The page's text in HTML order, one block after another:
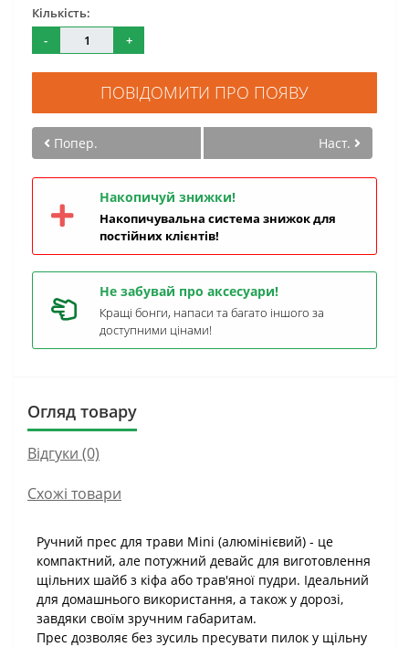
Кількість:
-
+
ПОВІДОМИТИ ПРО ПОЯВУ
Попер. Наст.
Накопичуй знижки!
Накопичувальна система знижок для
постійних клієнтів!
Не забувай про аксесуари!
Кращі бонги, напаси та багато іншого за
доступними цінами!
Огляд товару
Відгуки (0)
Схожі товари
Ручний прес для трави Mini (алюмінієвий) - це
компактний, але потужний девайс для виготовлення
щільних шайб з кіфа або трав'яної пудри. Ідеальний
для домашнього використання, а також у дорозі,
завдяки своїм зручним габаритам.
Прес дозволяє без зусиль пресувати пилок у щільну